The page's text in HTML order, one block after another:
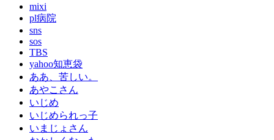
mixi
pl病院
sns
sos
TBS
yahoo知恵袋
ああ、苦しい。
あやこさん
いじめ
いじめられっ子
いまじょさん